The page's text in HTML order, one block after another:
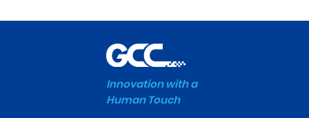
Innovation with a
Human Touch